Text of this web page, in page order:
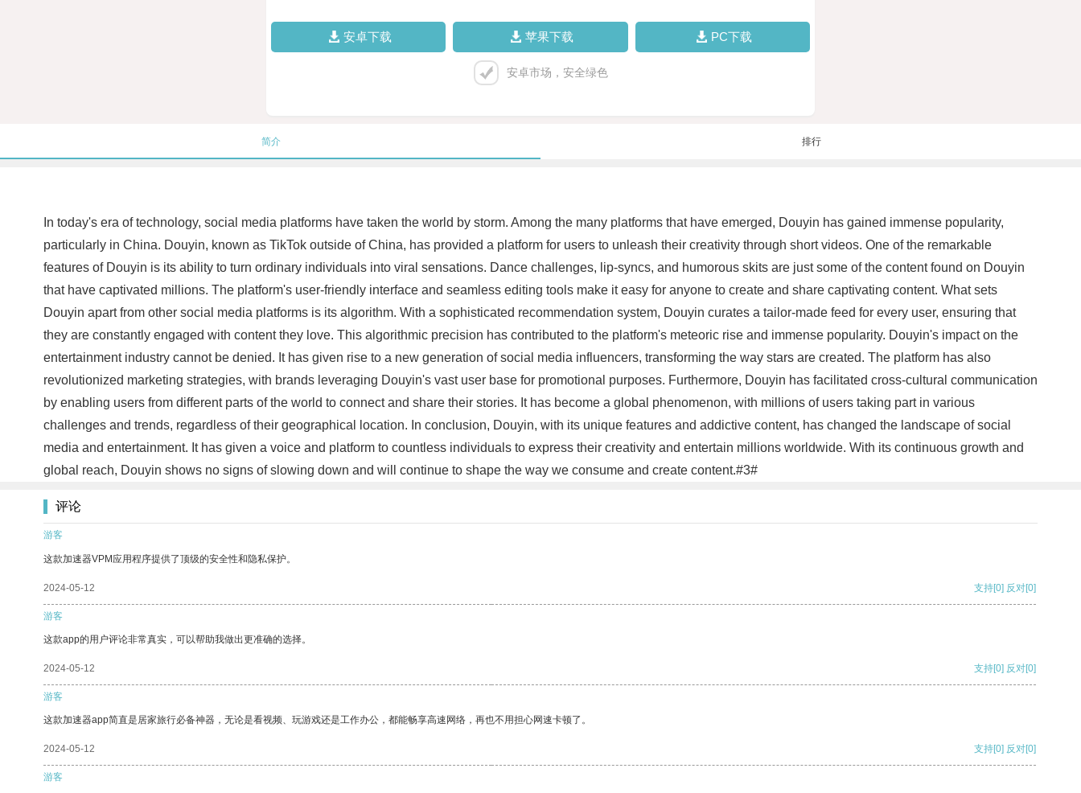
安卓下载 苹果下载 PC下载
安卓市场，安全绿色
简介 排行
In today's era of technology, social media platforms have taken the world by storm. Among the many platforms that have emerged, Douyin has gained immense popularity,
particularly in China. Douyin, known as TikTok outside of China, has provided a platform for users to unleash their creativity through short videos. One of the remarkable
features of Douyin is its ability to turn ordinary individuals into viral sensations. Dance challenges, lip-syncs, and humorous skits are just some of the content found on Douyin
that have captivated millions. The platform's user-friendly interface and seamless editing tools make it easy for anyone to create and share captivating content. What sets
Douyin apart from other social media platforms is its algorithm. With a sophisticated recommendation system, Douyin curates a tailor-made feed for every user, ensuring that
they are constantly engaged with content they love. This algorithmic precision has contributed to the platform's meteoric rise and immense popularity. Douyin's impact on the
entertainment industry cannot be denied. It has given rise to a new generation of social media influencers, transforming the way stars are created. The platform has also
revolutionized marketing strategies, with brands leveraging Douyin's vast user base for promotional purposes. Furthermore, Douyin has facilitated cross-cultural communication
by enabling users from different parts of the world to connect and share their stories. It has become a global phenomenon, with millions of users taking part in various
challenges and trends, regardless of their geographical location. In conclusion, Douyin, with its unique features and addictive content, has changed the landscape of social
media and entertainment. It has given a voice and platform to countless individuals to express their creativity and entertain millions worldwide. With its continuous growth and
global reach, Douyin shows no signs of slowing down and will continue to shape the way we consume and create content.#3#
评论
游客
这款加速器VPM应用程序提供了顶级的安全性和隐私保护。
2024-05-12 支持[0] 反对[0]
游客
这款app的用户评论非常真实，可以帮助我做出更准确的选择。
2024-05-12 支持[0] 反对[0]
游客
这款加速器app简直是居家旅行必备神器，无论是看视频、玩游戏还是工作办公，都能畅享高速网络，再也不用担心网速卡顿了。
2024-05-12 支持[0] 反对[0]
游客